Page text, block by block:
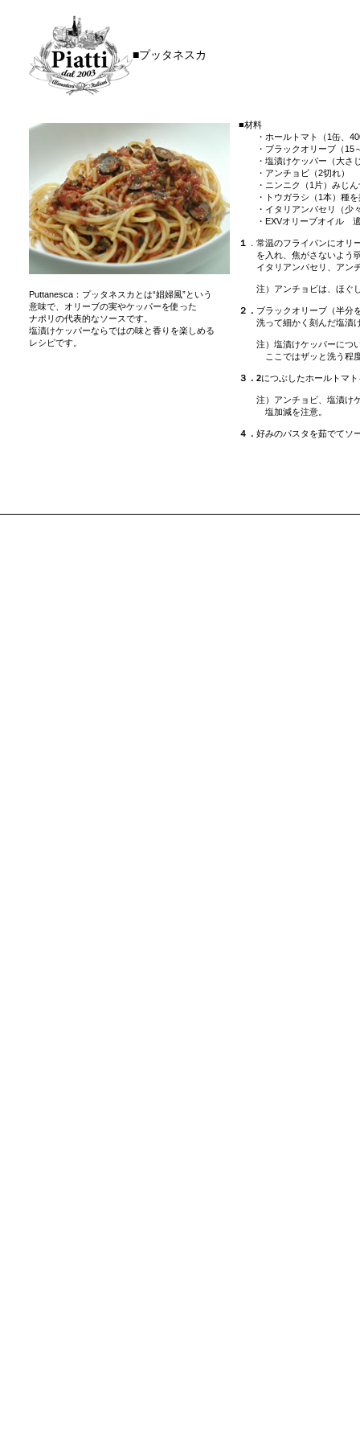
■プッタネスカ
Puttanesca：プッタネスカとは“娼婦風”という
意味で、オリーブの実やケッパーを使った
ナポリの代表的なソースです。
塩漬けケッパーならではの味と香りを楽しめる
レシピです。
■材料
・ホールトマト（1缶、
・ブラックオリーブ（15
・塩漬けケッパー（大さ
・アンチョビ（2切れ）
・ニンニク（1片）みじん
・トウガラシ（1本）種を
・イタリアンパセリ（少々
・EXVオリーブオイル
１
．常温のフライパンにオリ
を入れ、焦がさないよう弱
イタリアンパセリ、アンチ
注）アンチョビは、ほぐし
２． ブラックオリーブ（半分
洗って細かく刻んだ塩漬け
注）塩漬けケッパーについ
ここではザッと洗う程
３．2につぶしたホールトマ
注）アンチョビ、塩漬けケ
塩加減を注意。
４． 好みのパスタを茹でてソ